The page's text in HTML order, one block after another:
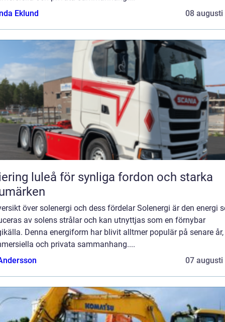
Eklund
08 augusti
luleå för synliga fordon och starka
över solenergi och dess fördelar Solenergi är den energi
av solens strålar och kan utnyttjas som en förnybar
Denna energiform har blivit alltmer populär på senare
och privata sammanhang....
07 augusti